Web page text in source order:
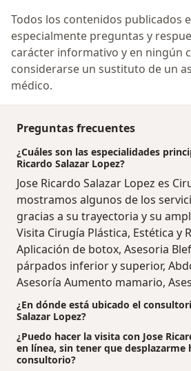
Todos los contenidos publicados
especialmente preguntas y
carácter informativo y en ningún
considerarse un sustituto de un
médico.
Preguntas frecuentes
¿Cuáles son las especialidades
Ricardo Salazar Lopez?
Jose Ricardo Salazar Lopez es
mostramos algunos de los
gracias a su trayectoria y su
Visita Cirugía Plástica, Estética y
Aplicación de botox, Asesoria
párpados inferior y superior,
Asesoría Aumento mamario,
¿En dónde está ubicado el
Salazar Lopez?
¿Puedo hacer la visita con Jose
en línea, sin tener que desplazarme
consultorio?